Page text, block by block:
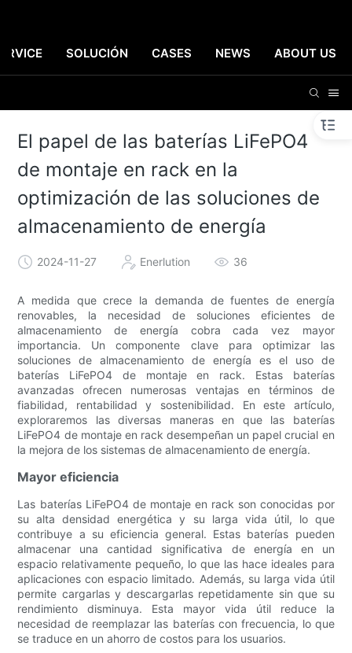
SOLUCIÓN CASES NEWS ABOUT US
El papel de las baterías LiFePO4
de montaje en rack en la
optimización de las soluciones de
almacenamiento de energía
2024-11-27 Enerlution 36
A medida que crece la demanda de fuentes de energía
renovables, la necesidad de soluciones eficientes de
almacenamiento de energía cobra cada vez mayor
importancia. Un componente clave para optimizar las
soluciones de almacenamiento de energía es el uso de
baterías LiFePO4 de montaje en rack. Estas baterías
avanzadas ofrecen numerosas ventajas en términos de
fiabilidad, rentabilidad y sostenibilidad. En este artículo,
exploraremos las diversas maneras en que las baterías
LiFePO4 de montaje en rack desempeñan un papel crucial en
la mejora de los sistemas de almacenamiento de energía.
Mayor eficiencia
Las baterías LiFePO4 de montaje en rack son conocidas por
su alta densidad energética y su larga vida útil, lo que
contribuye a su eficiencia general. Estas baterías pueden
almacenar una cantidad significativa de energía en un
espacio relativamente pequeño, lo que las hace ideales para
aplicaciones con espacio limitado. Además, su larga vida útil
permite cargarlas y descargarlas repetidamente sin que su
rendimiento disminuya. Esta mayor vida útil reduce la
necesidad de reemplazar las baterías con frecuencia, lo que
se traduce en un ahorro de costos para los usuarios.